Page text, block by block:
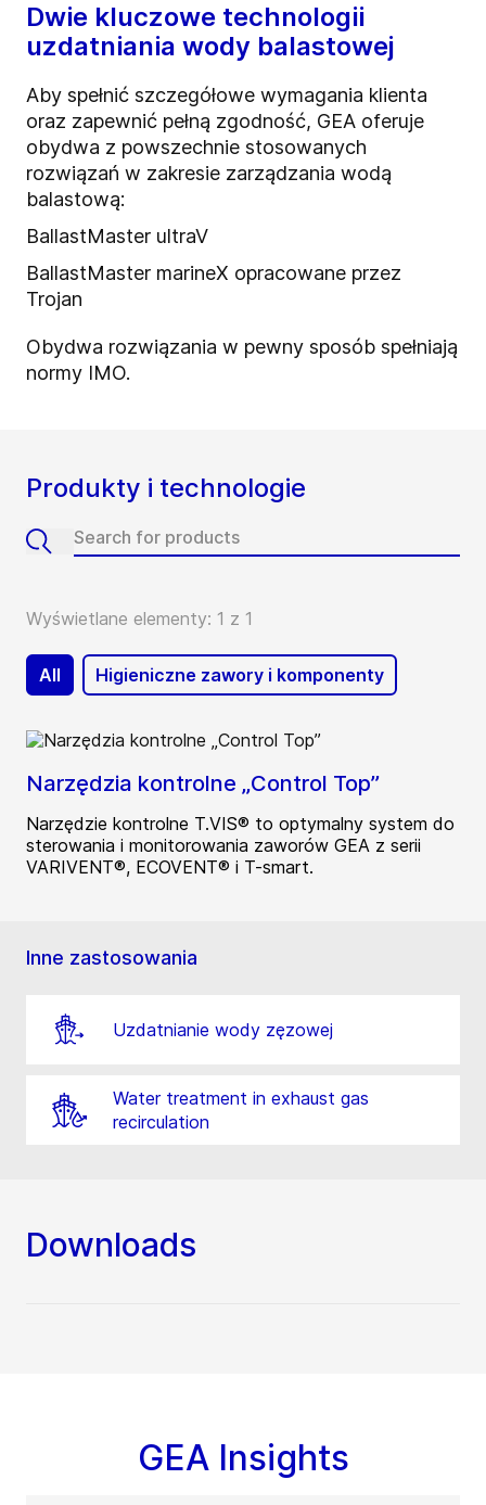
Dwie kluczowe technologii
uzdatniania wody balastowej
Aby spełnić szczegółowe wymagania klienta
oraz zapewnić pełną zgodność, GEA oferuje
obydwa z powszechnie stosowanych
rozwiązań w zakresie zarządzania wodą
balastową:
BallastMaster ultraV
BallastMaster marineX opracowane przez
Trojan
Obydwa rozwiązania w pewny sposób spełniają
normy IMO.
Produkty i technologie
Wyświetlane elementy: 1 z 1
All Higieniczne zawory i komponenty
Narzędzia kontrolne „Control Top”
Narzędzie kontrolne T.VIS® to optymalny system do
sterowania i monitorowania zaworów GEA z serii
VARIVENT®, ECOVENT® i T-smart.
Inne zastosowania
Uzdatnianie wody zęzowej
Water treatment in exhaust gas
recirculation
Downloads
GEA Insights